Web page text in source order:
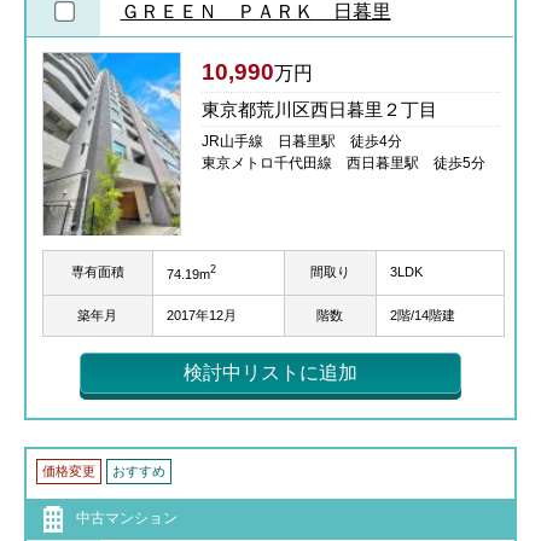
ＧＲＥＥＮ ＰＡＲＫ 日暮里
10,990万円
東京都荒川区西日暮里２丁目
JR山手線 日暮里駅 徒歩4分
東京メトロ千代田線 西日暮里駅 徒歩5分
専有面積 74.19m2 間取り 3LDK
築年月 2017年12月 階数 2階/14階建
検討中リストに追加
価格変更 おすすめ
中古マンション